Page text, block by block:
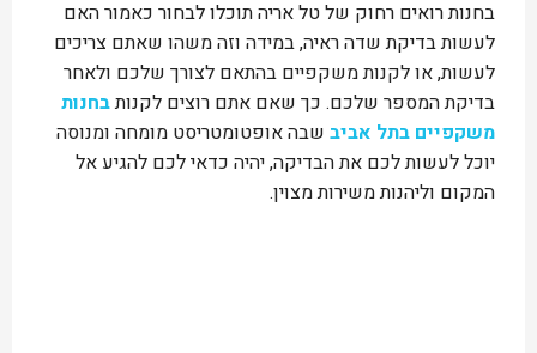
בחנות רואים רחוק של טל אריה תוכלו לבחור כאמור האם
לעשות בדיקת שדה ראיה, במידה וזה משהו שאתם צריכים
לעשות, או לקנות משקפיים בהתאם לצורך שלכם ולאחר
בדיקת המספר שלכם. כך שאם אתם רוצים לקנותבחנות
משקפיים בתל אביבשבה אופטומטריסט מומחה ומנוסה
יוכל לעשות לכם את הבדיקה, יהיה כדאי לכם להגיע אל
המקום וליהנות משירות מצוין.